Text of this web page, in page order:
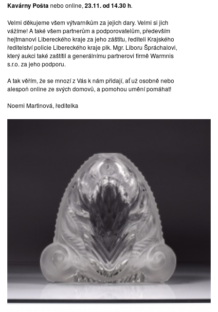
Kavárny Poštanebo online, 23.11. od 14.30 h.
Velmi děkujeme všem výtvarníkům za jejich dary. Velmi si jich
vážíme! A také všem partnerům a podporovatelům, především
hejtmanovi Libereckého kraje za jeho záštitu, řediteli Krajského
ředitelství policie Libereckého kraje plk. Mgr. Liboru Špráchalovi,
který aukci také zaštítil a generálnímu partnerovi firmě Warmnis
s.r.o. za jeho podporu.
A tak věřím, že se mnozí z Vás k nám přidají, ať už osobně nebo
alespoň online ze svých domovů, a pomohou umění pomáhat!
Noemi Martinová, ředitelka